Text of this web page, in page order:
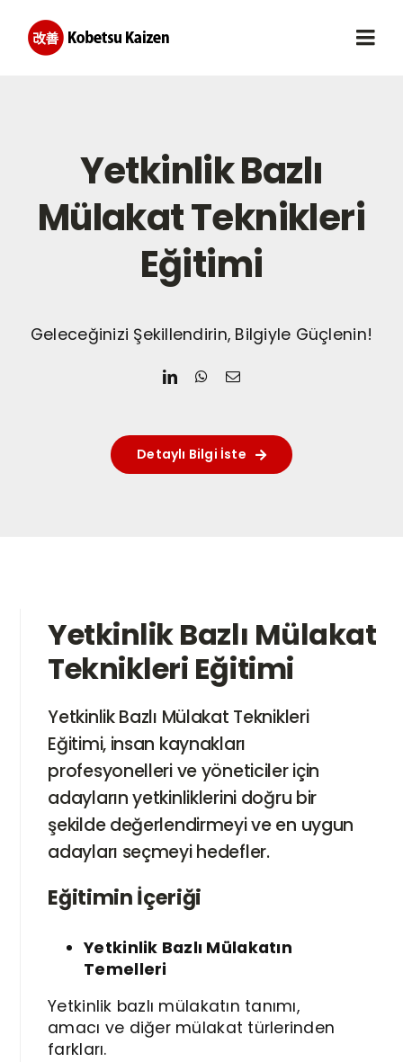
content
Planlı Eğitimler
Eğitmenler
Blog
Yetkinlik Bazlı
Mülakat Teknikleri
Eğitimi
Geleceğinizi Şekillendirin, Bilgiyle Güçlenin!
Detaylı Bilgi İste
Yetkinlik Bazlı Mülakat
Teknikleri Eğitimi
Yetkinlik Bazlı Mülakat Teknikleri
Eğitimi, insan kaynakları
profesyonelleri ve yöneticiler için
adayların yetkinliklerini doğru bir
şekilde değerlendirmeyi ve en uygun
adayları seçmeyi hedefler.
Eğitimin İçeriği
Yetkinlik Bazlı Mülakatın
Temelleri
Yetkinlik bazlı mülakatın tanımı,
amacı ve diğer mülakat türlerinden
farkları.